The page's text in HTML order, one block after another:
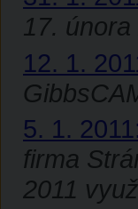
17.
12. 1.
5. 1.
firma
2011